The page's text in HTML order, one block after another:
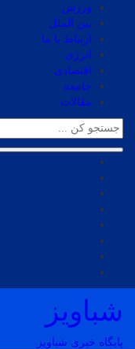
ورزش
بین الملل
ارتباط با ما
انرژی
اقتصادی
جامعه
مقالات
شباویز
پایگاه خبری شباویز